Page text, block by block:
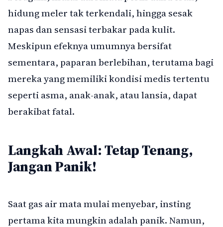
hidung meler tak terkendali, hingga sesak
napas dan sensasi terbakar pada kulit.
Meskipun efeknya umumnya bersifat
sementara, paparan berlebihan, terutama bagi
mereka yang memiliki kondisi medis tertentu
seperti asma, anak-anak, atau lansia, dapat
berakibat fatal.
Langkah Awal: Tetap Tenang,
Jangan Panik!
Saat gas air mata mulai menyebar, insting
pertama kita mungkin adalah panik. Namun,